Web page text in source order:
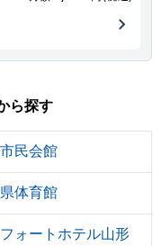
ら探す
民会館
体育館
ォートホテル山形